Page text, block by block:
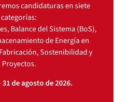
candidaturas en siete
categorías:
Balance del Sistema (BoS),
de Energía en
Sostenibilidad y
Proyectos.
31 de agosto de 2026.